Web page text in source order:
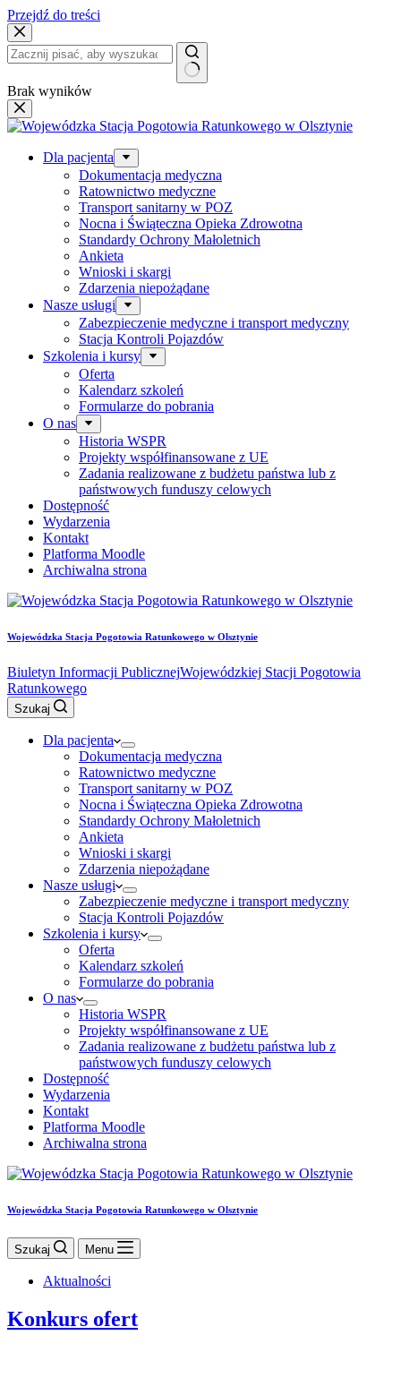
Przejdź do treści
Brak wyników
Dla pacjenta
Dokumentacja medyczna
Ratownictwo medyczne
Transport sanitarny w POZ
Nocna i Świąteczna Opieka Zdrowotna
Standardy Ochrony Małoletnich
Ankieta
Wnioski i skargi
Zdarzenia niepożądane
Nasze usługi
Zabezpieczenie medyczne i transport medyczny
Stacja Kontroli Pojazdów
Szkolenia i kursy
Oferta
Kalendarz szkoleń
Formularze do pobrania
O nas
Historia WSPR
Projekty współfinansowane z UE
Zadania realizowane z budżetu państwa lub z
państwowych funduszy celowych
Dostępność
Wydarzenia
Kontakt
Platforma Moodle
Archiwalna strona
Wojewódzka Stacja Pogotowia Ratunkowego w Olsztynie
Biuletyn Informacji PublicznejWojewódzkiej Stacji Pogotowia
Ratunkowego
Szukaj
Dla pacjenta
Dokumentacja medyczna
Ratownictwo medyczne
Transport sanitarny w POZ
Nocna i Świąteczna Opieka Zdrowotna
Standardy Ochrony Małoletnich
Ankieta
Wnioski i skargi
Zdarzenia niepożądane
Nasze usługi
Zabezpieczenie medyczne i transport medyczny
Stacja Kontroli Pojazdów
Szkolenia i kursy
Oferta
Kalendarz szkoleń
Formularze do pobrania
O nas
Historia WSPR
Projekty współfinansowane z UE
Zadania realizowane z budżetu państwa lub z
państwowych funduszy celowych
Dostępność
Wydarzenia
Kontakt
Platforma Moodle
Archiwalna strona
Wojewódzka Stacja Pogotowia Ratunkowego w Olsztynie
Szukaj Menu
Aktualności
Konkurs ofert